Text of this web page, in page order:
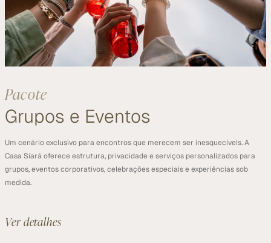
Pacote
Grupos e Eventos
Um cenário exclusivo para encontros que merecem ser inesquecíveis. A
Casa Siará oferece estrutura, privacidade e serviços personalizados para
grupos, eventos corporativos, celebrações especiais e experiências sob
medida.
Ver detalhes